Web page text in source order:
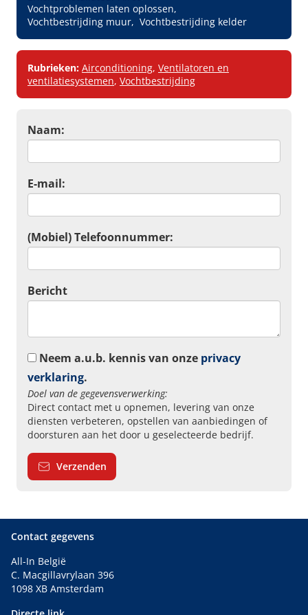
Vochtproblemen laten oplossen
Vochtbestrijding muur
Vochtbestrijding kelder
Rubrieken: Airconditioning, Ventilatoren en
ventilatiesystemen, Vochtbestrijding
Naam:
E-mail:
(Mobiel) Telefoonnummer:
Bericht
Neem a.u.b. kennis van onze privacy
verklaring.
Doel van de gegevensverwerking:
Direct contact met u opnemen, levering van onze
diensten verbeteren, opstellen van aanbiedingen of
doorsturen aan het door u geselecteerde bedrijf.
Verzenden
Contact gegevens
All-In België
C. Macgillavrylaan 396
1098 XB Amsterdam